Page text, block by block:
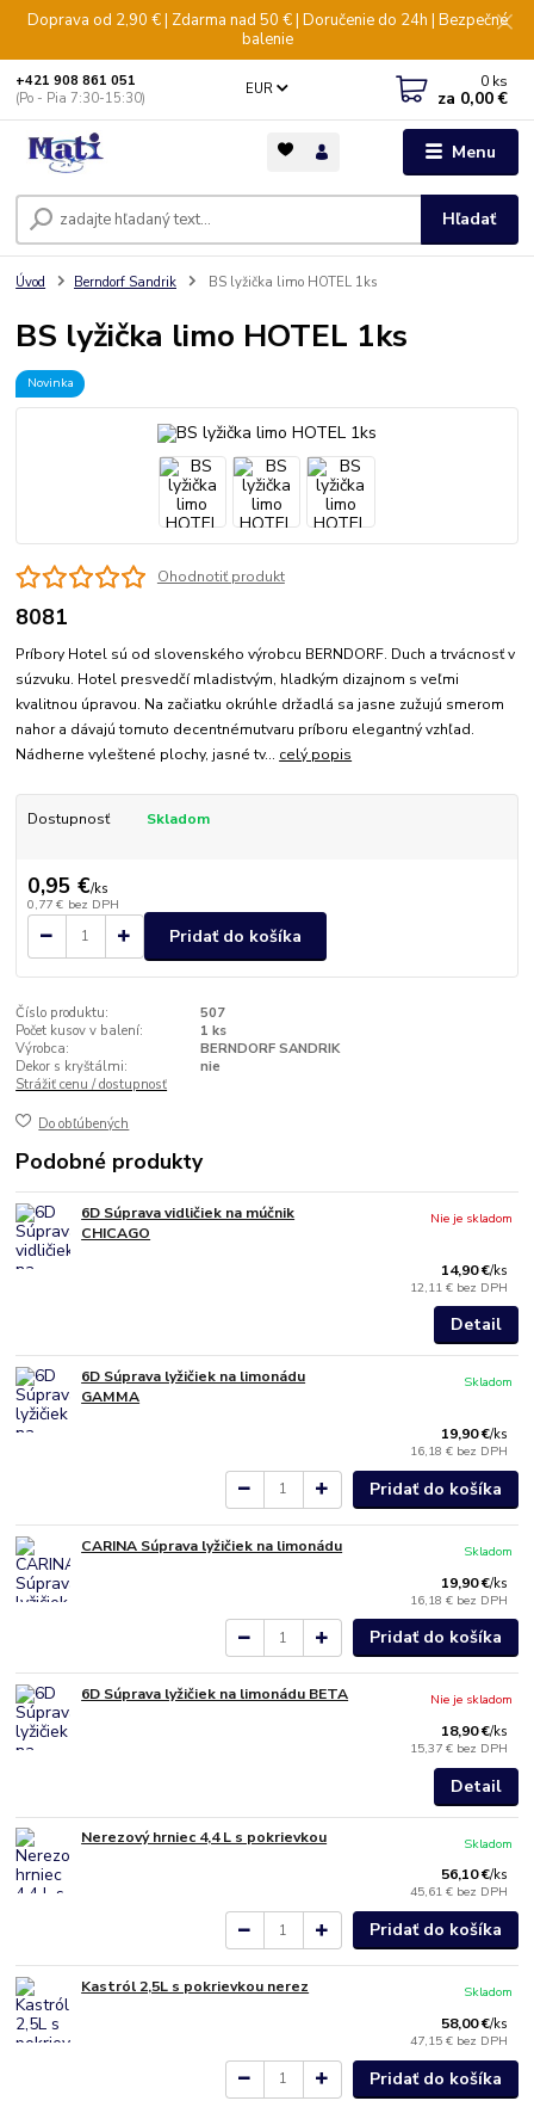
Doprava od 2,90 € | Zdarma nad 50 € | Doručenie do 24h | Bezpečné
balenie
Menu
EUR
Hľadať
+421 908 861 051
(Po - Pia 7:30-15:30)
0 ks
za 0,00 €
Úvod Berndorf Sandrik BS lyžička limo HOTEL 1ks
BS lyžička limo HOTEL 1ks
Novinka
Ohodnotiť produkt
8081
Príbory Hotel sú od slovenského výrobcu BERNDORF. Duch a trvácnosť v
súzvuku. Hotel presvedčí mladistvým, hladkým dizajnom s veľmi
kvalitnou úpravou. Na začiatku okrúhle držadlá sa jasne zužujú smerom
nahor a dávajú tomuto decentnémutvaru príboru elegantný vzhľad.
Nádherne vyleštené plochy, jasné tv... celý popis
Dostupnosť Skladom
0,95 €/ks
0,77 € bez DPH
Pridať do košíka
Číslo produktu:
507
Počet kusov v balení:
1 ks
Výrobca:
BERNDORF SANDRIK
Dekor s kryštálmi:
nie
Strážiť cenu / dostupnosť
Do obľúbených
Podobné produkty
6D Súprava vidličiek na múčnik
CHICAGO
14,90 €/ks
12,11 € bez DPH
Nie je skladom
Detail
6D Súprava lyžičiek na limonádu
GAMMA
19,90 €/ks
16,18 € bez DPH
Skladom
Pridať do košíka
CARINA Súprava lyžičiek na limonádu
19,90 €/ks
16,18 € bez DPH
Skladom
Pridať do košíka
6D Súprava lyžičiek na limonádu BETA
18,90 €/ks
15,37 € bez DPH
Nie je skladom
Detail
Nerezový hrniec 4,4 L s pokrievkou
56,10 €/ks
45,61 € bez DPH
Skladom
Pridať do košíka
Kastról 2,5L s pokrievkou nerez
58,00 €/ks
47,15 € bez DPH
Skladom
Pridať do košíka